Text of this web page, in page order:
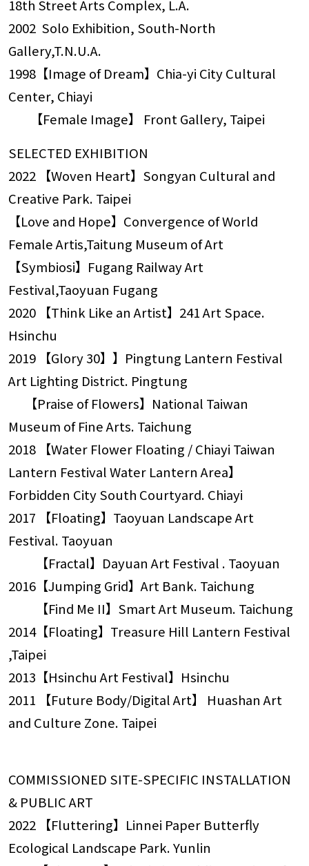
18th Street Arts Complex, L.A.
2002 Solo Exhibition, South-North
Gallery,T.N.U.A.
1998【Image of Dream】Chia-yi City Cultural
Center, Chiayi
【Female Image】 Front Gallery, Taipei
SELECTED EXHIBITION
2022 【Woven Heart】Songyan Cultural and
Creative Park. Taipei
【Love and Hope】Convergence of World
Female Artis,Taitung Museum of Art
【Symbiosi】Fugang Railway Art
Festival,Taoyuan Fugang
2020 【Think Like an Artist】241 Art Space.
Hsinchu
2019 【Glory 30】】Pingtung Lantern Festival
Art Lighting District. Pingtung
【Praise of Flowers】National Taiwan
Museum of Fine Arts. Taichung
2018 【Water Flower Floating / Chiayi Taiwan
Lantern Festival Water Lantern Area】
Forbidden City South Courtyard. Chiayi
2017 【Floating】Taoyuan Landscape Art
Festival. Taoyuan
【Fractal】Dayuan Art Festival . Taoyuan
2016【Jumping Grid】Art Bank. Taichung
【Find Me II】Smart Art Museum. Taichung
2014【Floating】Treasure Hill Lantern Festival
,Taipei
2013【Hsinchu Art Festival】Hsinchu
2011 【Future Body/Digital Art】 Huashan Art
and Culture Zone. Taipei
COMMISSIONED SITE-SPECIFIC INSTALLATION
& PUBLIC ART
2022 【Fluttering】Linnei Paper Butterfly
Ecological Landscape Park. Yunlin